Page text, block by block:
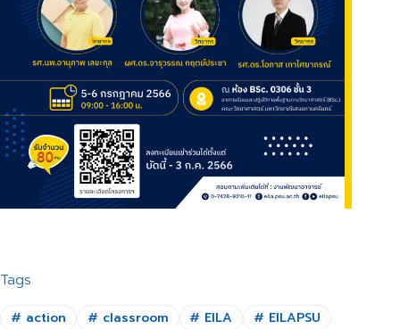
Tags
# action # classroom # EILA # EILAPSU